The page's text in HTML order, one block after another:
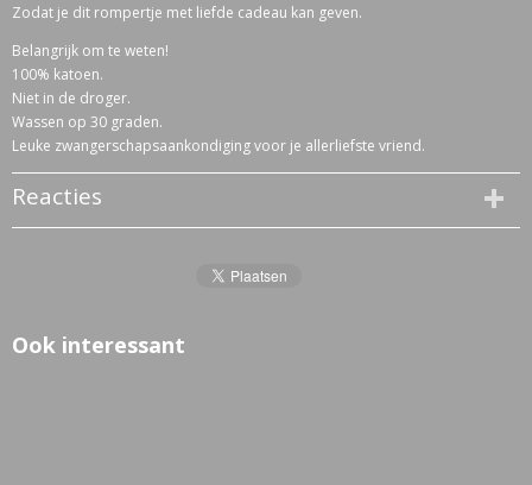
Zodat je dit rompertje met liefde cadeau kan geven.
Belangrijk om te weten!
100% katoen.
Niet in de droger.
Wassen op 30 graden.
Leuke zwangerschapsaankondiging voor je allerliefste vriend.
Reacties
Ook interessant